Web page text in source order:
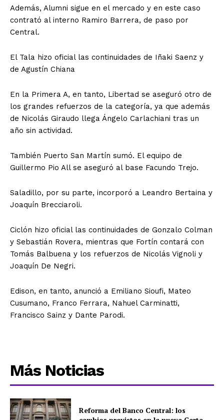
Además, Alumni sigue en el mercado y en este caso
contrató al interno Ramiro Barrera, de paso por
Central.
El Tala hizo oficial las continuidades de Iñaki Saenz y
de Agustín Chiana
En la Primera A, en tanto, Libertad se aseguró otro de
los grandes refuerzos de la categoría, ya que además
de Nicolás Giraudo llega Ángelo Carlachiani tras un
año sin actividad.
También Puerto San Martín sumó. El equipo de
Guillermo Pio All se aseguró al base Facundo Trejo.
Saladillo, por su parte, incorporó a Leandro Bertaina y
Joaquín Brecciaroli.
Ciclón hizo oficial las continuidades de Gonzalo Colman
y Sebastián Rovera, mientras que Fortín contará con
Tomás Balbuena y los refuerzos de Nicolás Vignoli y
Joaquín De Negri.
Edison, en tanto, anunció a Emiliano Sioufi, Mateo
Cusumano, Franco Ferrara, Nahuel Carminatti,
Francisco Sainz y Dante Parodi.
Más Noticias
Reforma del Banco Central: los